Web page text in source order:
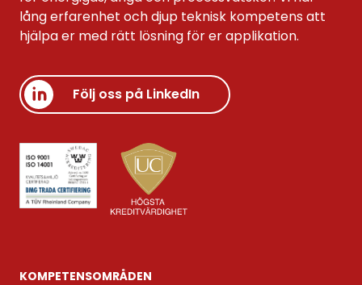
lång erfarenhet och djup teknisk kompetens att
hjälpa er med rätt lösning för er applikation.
Följ oss på LinkedIn
KOMPETENS­OMRÅDEN